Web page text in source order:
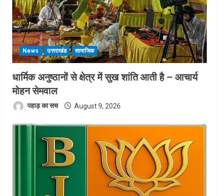
News उत्तराखंड सामाजिक
धार्मिक अनुष्ठानों से क्षेत्र में सुख शांति आती है – आचार्य
मोहन सेमवाल
पहाड़ का सच August 9, 2026